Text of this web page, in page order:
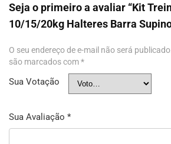
Seja o primeiro a avaliar “Kit
10/15/20kg Halteres Barra
O seu endereço de e-mail não será publicado.
são marcados com*
Sua Votação
Sua Avaliação *